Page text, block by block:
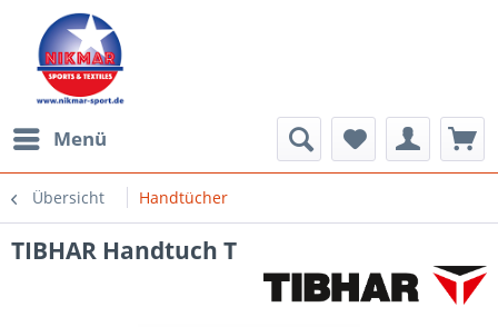
Menü
Übersicht Handtücher
TIBHAR Handtuch T